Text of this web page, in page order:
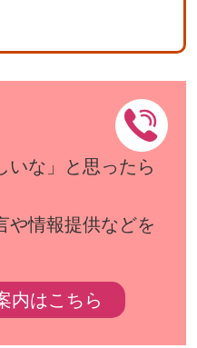
いな」と思ったら
や情報提供などを
内はこちら